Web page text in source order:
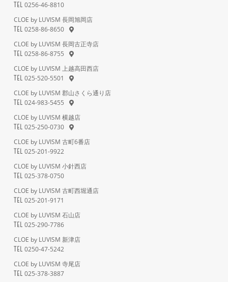
TEL
0256-46-8810
CLOE by LUVISM 長岡旭岡店
TEL
0258-86-8650
CLOE by LUVISM 長岡古正寺店
TEL
0258-86-8755
CLOE by LUVISM 上越高田西店
TEL
025-520-5501
CLOE by LUVISM 郡山さくら通り店
TEL
024-983-5455
CLOE by LUVISM 横越店
TEL
025-250-0730
CLOE by LUVISM 古町6番店
TEL
025-201-9922
CLOE by LUVISM 小針西店
TEL
025-378-0750
CLOE by LUVISM 古町西堀通店
TEL
025-201-9171
CLOE by LUVISM 石山店
TEL
025-290-7786
CLOE by LUVISM 新津店
TEL
0250-47-5242
CLOE by LUVISM 寺尾店
TEL 025-378-3887